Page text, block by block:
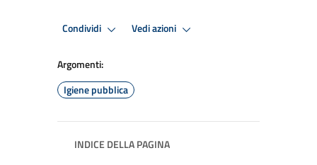
Condividi Vedi azioni
Argomenti:
Igiene pubblica
INDICE DELLA PAGINA